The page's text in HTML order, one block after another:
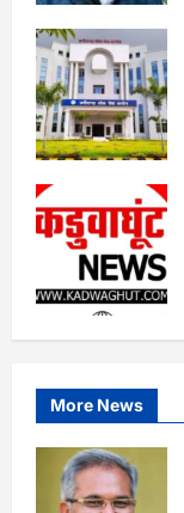
More News